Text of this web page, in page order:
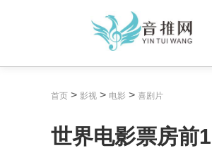
首页 > 影视 > 电影 > 喜剧片
世界电影票房前